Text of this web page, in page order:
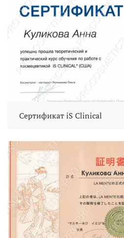
Сертификат iS Clinical